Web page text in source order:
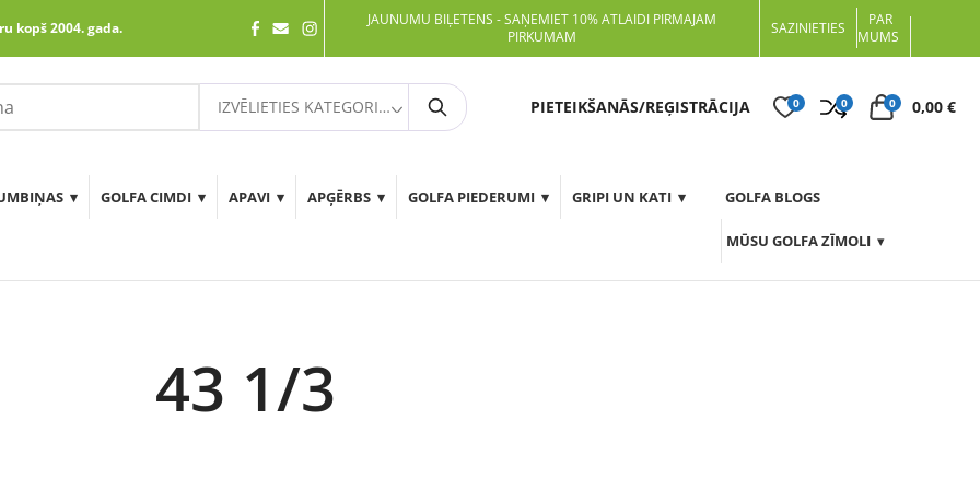
kopš 2004. gada.
JAUNUMU BIĻETENS - SAŅEMIET 10% ATLAIDI PIRMAJAM
PIRKUMAM
SAZINIETIES
PAR
MUMS
IZVĒLIETIES KATEGORIJU Meklēt PIETEIKŠANĀS/REĢISTRĀCIJA 0 0 0 0,00 €
GOLFA CIMDI APAVI APĢĒRBS GOLFA PIEDERUMI GRIPI UN KATI GOLFA BLOGS
MŪSU GOLFA ZĪMOLI
43 1/3